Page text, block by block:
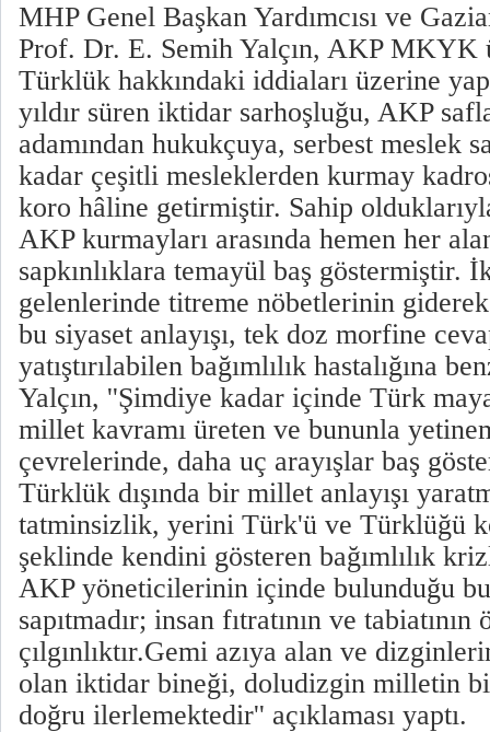
MHP Genel Başkan Yardımcısı ve
Prof. Dr. E. Semih Yalçın, AKP MKYK
Türklük hakkındaki iddiaları üzerine
yıldır süren iktidar sarhoşluğu, AKP
adamından hukukçuya, serbest meslek
kadar çeşitli mesleklerden kurmay
koro hâline getirmiştir. Sahip
AKP kurmayları arasında hemen her
sapkınlıklara temayül baş göstermiştir.
gelenlerinde titreme nöbetlerinin
bu siyaset anlayışı, tek doz morfine
yatıştırılabilen bağımlılık hastalığına
Yalçın, ''Şimdiye kadar içinde Türk
millet kavramı üreten ve bununla
çevrelerinde, daha uç arayışlar baş
Türklük dışında bir millet anlayışı
tatminsizlik, yerini Türk'ü ve Türklüğü
şeklinde kendini gösteren bağımlılık
AKP yöneticilerinin içinde bulunduğu
sapıtmadır; insan fıtratının ve tabiatının
çılgınlıktır.Gemi azıya alan ve
olan iktidar bineği, doludizgin milletin
doğru ilerlemektedir'' açıklaması yaptı.